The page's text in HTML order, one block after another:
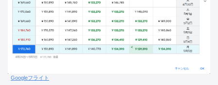
Googleフライト